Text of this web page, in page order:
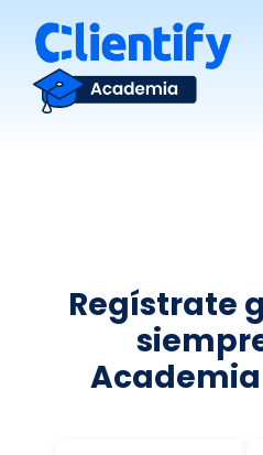
contenido
Regístrate